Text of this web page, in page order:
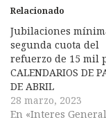
Relacionado
Jubilaciones
segunda cuota del
refuerzo de 15 mil
CALENDARIOS DE
DE ABRIL
28 marzo, 2023
En «Interes